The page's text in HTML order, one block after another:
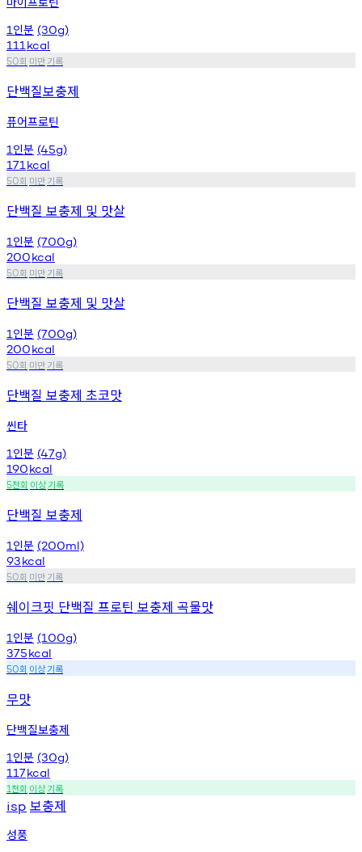
1 인분 (30g)
111 kcal
50회 미만기록
단백질보충제
퓨어프로틴
1 인분 (45g)
171 kcal
50회 미만기록
단백질 보충제 및 맛살
1 인분 (700g)
200kcal
50회 미만기록
단백질 보충제 및 맛살
1 인분 (700g)
200kcal
50회 미만기록
단백질 보충제 초코맛
씬타
1 인분 (47g)
190kcal
5천회 이상기록
단백질 보충제
1 인분 (200ml)
93kcal
50회 미만기록
쉐이크핏 단백질 프로틴 보충제 곡물맛
1 인분 (100g)
375kcal
50회 이상기록
무맛
단백질보충제
1 인분 (30g)
117kcal
1천회 이상기록
isp 보충제
성풍